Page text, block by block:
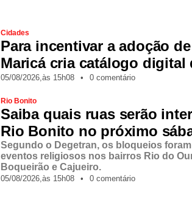
Cidades
Para incentivar a adoção
Maricá cria catálogo digital
05/08/2026,às 15h08 • 0 comentário
Rio Bonito
Saiba quais ruas serão
Rio Bonito no próximo
Segundo o Degetran, os bloqueios
eventos religiosos nos bairros Rio do
Boqueirão e Cajueiro.
05/08/2026,às 15h08 • 0 comentário